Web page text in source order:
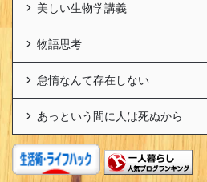
美しい生物学講義
物語思考
怠惰なんて存在しない
あっという間に人は死ぬから